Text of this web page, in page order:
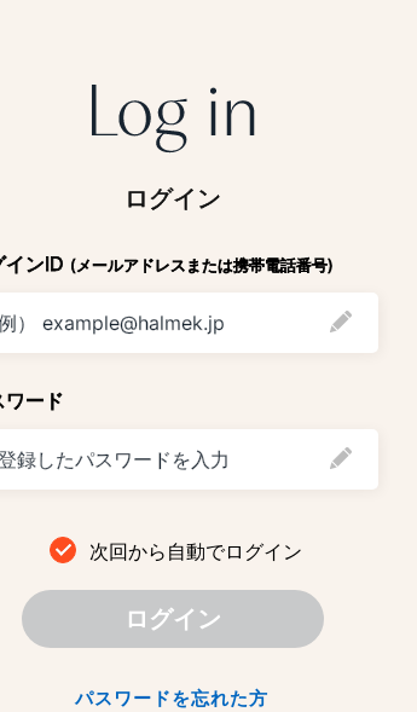
ログイン
インID (メールアドレスまたは携帯電話番号)
ワード
次回から自動でログイン
ログイン
パスワードを忘れた方